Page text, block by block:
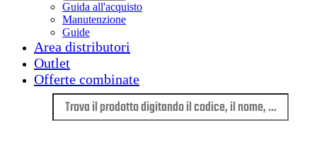
Guida all'acquisto
Manutenzione
Guide
Area distributori
Outlet
Offerte combinate